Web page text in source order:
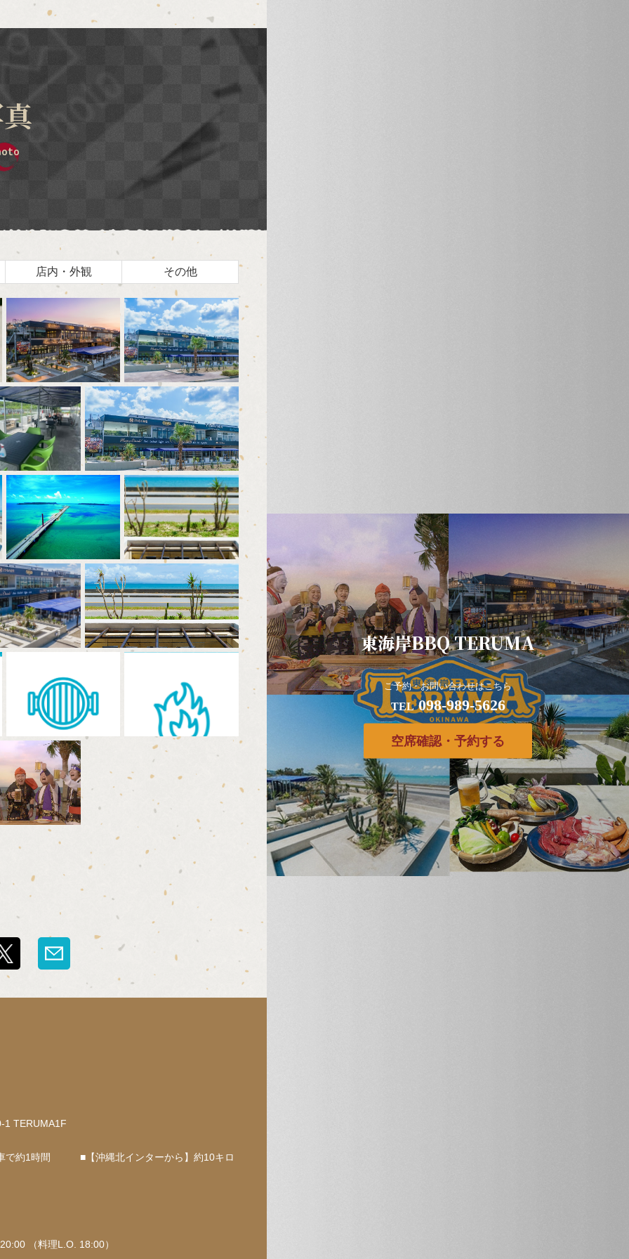
東海岸BBQ TERUMA
ご予約・お問い合わせはこちら
TEL098-989-5626
空席確認・予約する
店内・外観 その他
1 TERUMA1F
車で約1時間 ■【沖縄北インターから】約10キロ
（料理L.O. 18:00）